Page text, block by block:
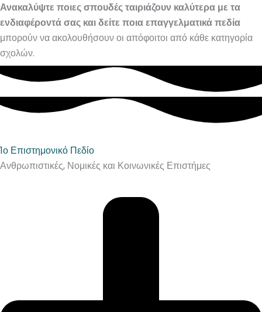
Ανακαλύψτε ποιες σπουδές ταιριάζουν καλύτερα με τα
ενδιαφέροντά σας και δείτε ποια επαγγελματικά πεδία
μπορούν να ακολουθήσουν οι απόφοιτοι από κάθε κατηγορία
σχολών.
1ο Επιστημονικό Πεδίο
Ανθρωπιστικές, Νομικές και Κοινωνικές Επιστήμες